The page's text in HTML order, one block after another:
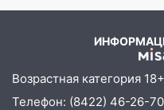
Возрастная категория 18+
Телефон: (8422) 46-26-70